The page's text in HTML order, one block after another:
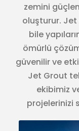
zemini
oluşturur. Jet
bile
ömürlü
güvenilir ve
Jet Grout
ekibimiz
projelerinizi